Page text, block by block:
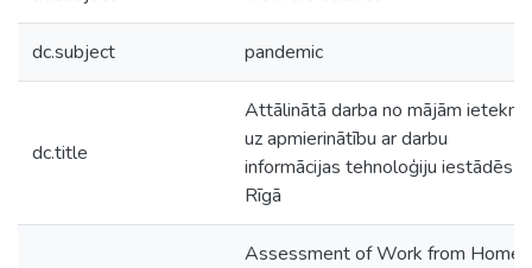
dc.subject pandemic
dc.title
Attālinātā darba no mājām
uz apmierinātību ar darbu
informācijas tehnoloģiju iestādēs
Rīgā
Assessment of Work from Home